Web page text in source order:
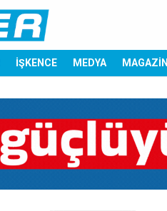
İŞKENCE MEDYA MAGAZİN